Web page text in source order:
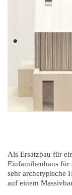
Als Ersatzbau für
Einfamilienhaus für
sehr archetypische
auf einem